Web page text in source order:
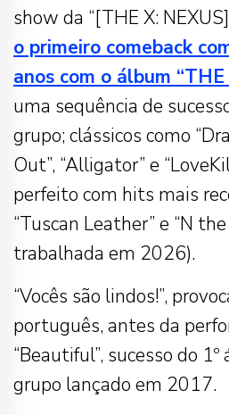
show da “[THE X:
o primeiro comeback
anos com o álbum
uma sequência de
grupo; clássicos como
Out”, “Alligator” e
perfeito com hits mais
“Tuscan Leather” e “N
trabalhada em 2026).
“Vocês são lindos!”,
português, antes da
“Beautiful”, sucesso do
grupo lançado em 2017.